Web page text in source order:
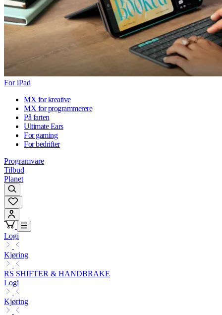
For iPad
MX for kreative
MX for programmerere
På farten
Ultimate Ears
For gaming
For bedrifter
Programvare
Tilbud
Planet
Logi
Kjøring
RS SHIFTER & HANDBRAKE
Logi
Kjøring